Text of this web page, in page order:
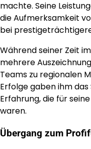
machte. Seine
die Aufmerksamkeit
bei
Während seiner Zeit
mehrere
Teams zu regionalen
Erfolge gaben ihm
Erfahrung, die für
waren.
Übergang zum